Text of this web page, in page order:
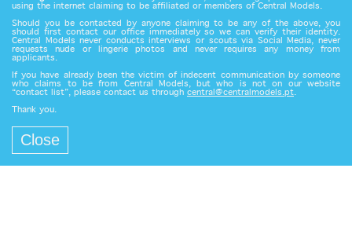
using the internet claiming to be affiliated or members of Central Models.
Should you be contacted by anyone claiming to be any of the above, you
should first contact our office immediately so we can verify their identity.
Central Models never conducts interviews or scouts via Social Media, never
requests nude or lingerie photos and never requires any money from
applicants.
If you have already been the victim of indecent communication by someone
who claims to be from Central Models, but who is not on our website
“contact list”, please contact us through central@centralmodels.pt.
Thank you.
Close